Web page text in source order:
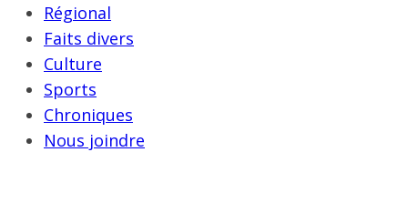
Régional
Faits divers
Culture
Sports
Chroniques
Nous joindre